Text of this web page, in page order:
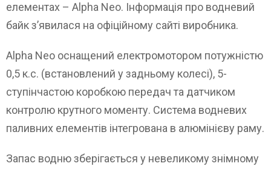
елементах – Alpha Neo. Інформація про водневий
байк з’явилася на офіційному сайті виробника.
Alpha Neo оснащений електромотором потужністю
0,5 к.с. (встановлений у задньому колесі), 5-
ступінчастою коробкою передач та датчиком
контролю крутного моменту. Система водневих
паливних елементів інтегрована в алюмінієву раму.
Запас водню зберігається у невеликому знімному